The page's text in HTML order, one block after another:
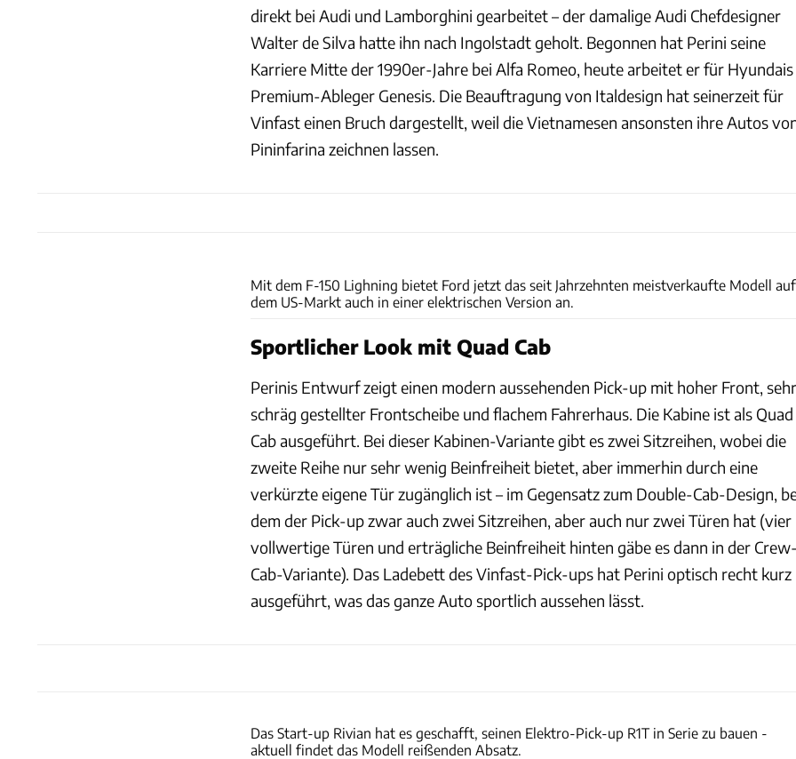
direkt bei Audi und Lamborghini gearbeitet – der damalige Audi Chefdesigner
Walter de Silva hatte ihn nach Ingolstadt geholt. Begonnen hat Perini seine
Karriere Mitte der 1990er-Jahre bei Alfa Romeo, heute arbeitet er für Hyundais
Premium-Ableger Genesis. Die Beauftragung von Italdesign hat seinerzeit für
Vinfast einen Bruch dargestellt, weil die Vietnamesen ansonsten ihre Autos
Pininfarina zeichnen lassen.
Mit dem F-150 Lighning bietet Ford jetzt das seit Jahrzehnten meistverkaufte Modell auf
dem US-Markt auch in einer elektrischen Version an.
Sportlicher Look mit Quad Cab
Perinis Entwurf zeigt einen modern aussehenden Pick-up mit hoher Front, sehr
schräg gestellter Frontscheibe und flachem Fahrerhaus. Die Kabine ist als Quad
Cab ausgeführt. Bei dieser Kabinen-Variante gibt es zwei Sitzreihen, wobei die
zweite Reihe nur sehr wenig Beinfreiheit bietet, aber immerhin durch eine
verkürzte eigene Tür zugänglich ist – im Gegensatz zum Double-Cab-Design,
dem der Pick-up zwar auch zwei Sitzreihen, aber auch nur zwei Türen hat (vier
vollwertige Türen und erträgliche Beinfreiheit hinten gäbe es dann in der
Cab-Variante). Das Ladebett des Vinfast-Pick-ups hat Perini optisch recht kurz
ausgeführt, was das ganze Auto sportlich aussehen lässt.
Das Start-up Rivian hat es geschafft, seinen Elektro-Pick-up R1T in Serie zu bauen -
aktuell findet das Modell reißenden Absatz.